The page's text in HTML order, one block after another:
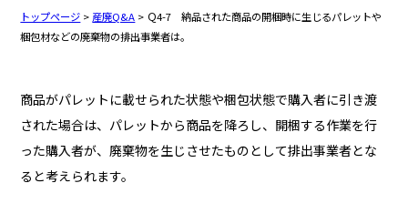
トップページ > 産廃Q&A > Ｑ4-7 納品された商品の開梱時に生じるパレットや
梱包材などの廃棄物の排出事業者は。
商品がパレットに載せられた状態や梱包状態で購入者に引き渡
された場合は、パレットから商品を降ろし、開梱する作業を行
った購入者が、廃棄物を生じさせたものとして排出事業者とな
ると考えられます。